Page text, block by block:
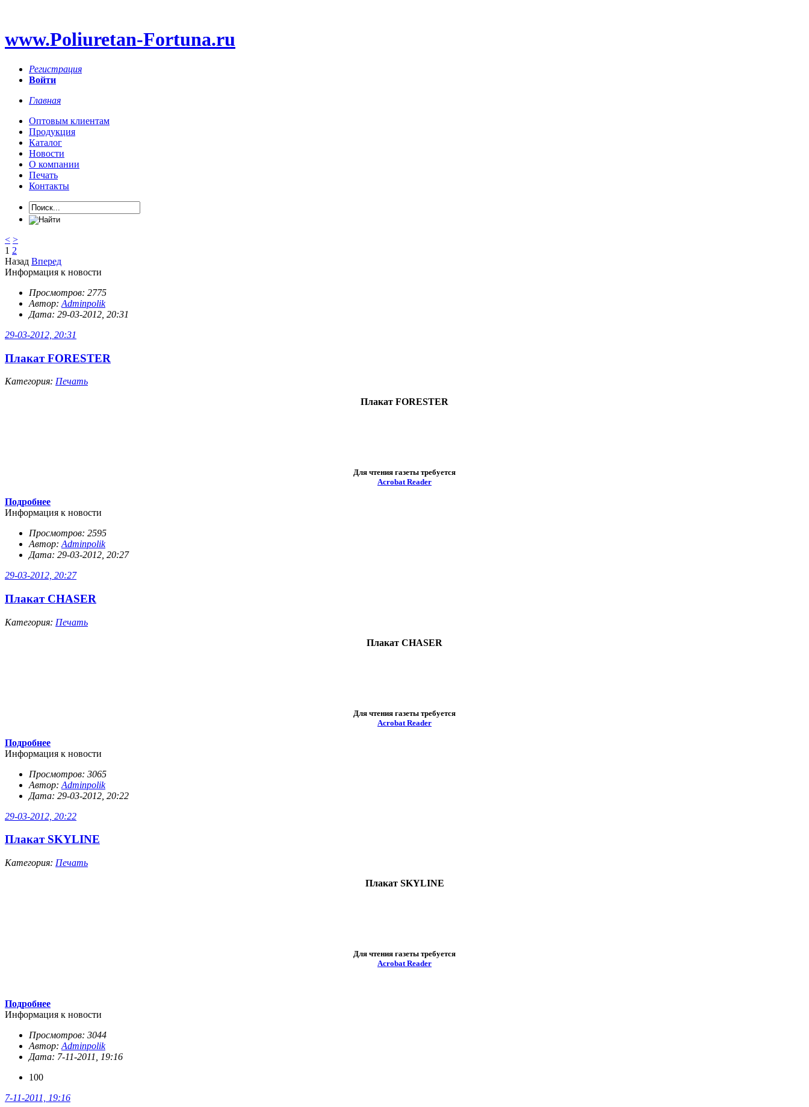
www.Poliuretan-Fortuna.ru
Регистрация
Войти
Главная
Оптовым клиентам
Продукция
Каталог
Новости
О компании
Печать
Контакты
< >
1 2
Назад Вперед
Информация к новости
Просмотров: 2775
Автор: Adminpolik
Дата: 29-03-2012, 20:31
29-03-2012, 20:31
Плакат FORESTER
Категория: Печать
Плакат FORESTER
Для чтения газеты требуется
Acrobat Reader
Подробнее
Информация к новости
Просмотров: 2595
Автор: Adminpolik
Дата: 29-03-2012, 20:27
29-03-2012, 20:27
Плакат CHASER
Категория: Печать
Плакат CHASER
Для чтения газеты требуется
Acrobat Reader
Подробнее
Информация к новости
Просмотров: 3065
Автор: Adminpolik
Дата: 29-03-2012, 20:22
29-03-2012, 20:22
Плакат SKYLINE
Категория: Печать
Плакат SKYLINE
Для чтения газеты требуется
Acrobat Reader
Подробнее
Информация к новости
Просмотров: 3044
Автор: Adminpolik
Дата: 7-11-2011, 19:16
100
7-11-2011, 19:16